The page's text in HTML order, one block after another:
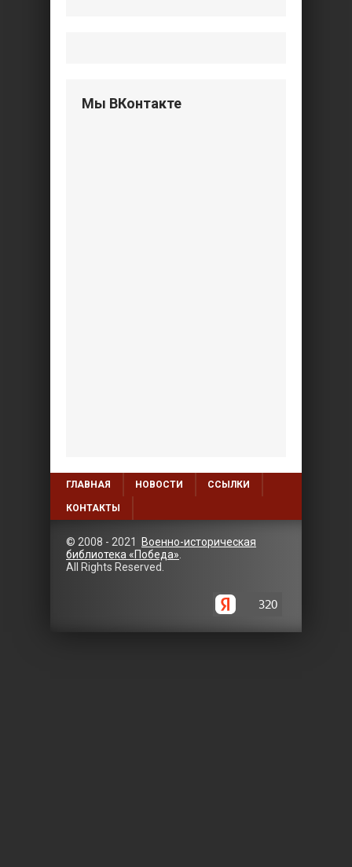
Мы ВКонтакте
ГЛАВНАЯ НОВОСТИ ССЫЛКИ
КОНТАКТЫ
© 2008 - 2021
Военно-историческая
библиотека «Победа»
All Rights Reserved.